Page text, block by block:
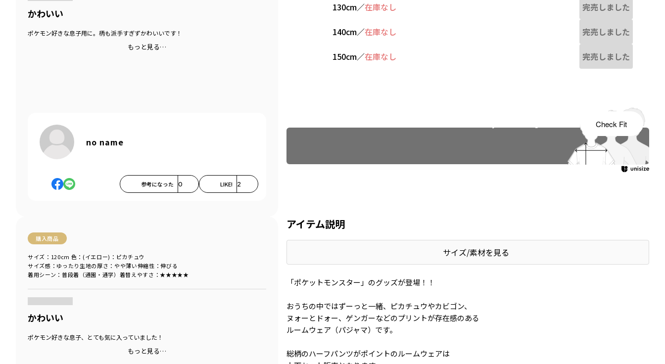
かわいい
ポケモン好きな息子用に。柄も派手すぎずかわいいです！
もっと見る…
no name
参考になった 0 LIKE! 2
購入商品
サイズ感 ：ゆったり 生地の厚さ ：やや薄い伸縮性 ：伸びる
着用シーン ：普段着（通園・通学） 着替えやすさ ：★★★★★
サイズ：120cm 色：(イエロー)：ピカチュウ
かわいい
ポケモン好きな息子、とても気に入っていました！
もっと見る…
130cm／在庫なし 完売しました
140cm／在庫なし 完売しました
150cm／在庫なし 完売しました
アイテム説明
サイズ/素材を見る
「ポケットモンスター」のグッズが登場！！
おうちの中ではずーっと一緒、ピカチュウやカビゴン、
ヌォーとドォー、ゲンガーなどのプリントが存在感のある
ルームウェア（パジャマ）です。
総柄のハーフパンツがポイントのルームウェアは
Check Fit